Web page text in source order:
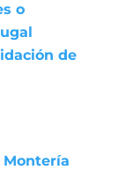
o
de
Montería